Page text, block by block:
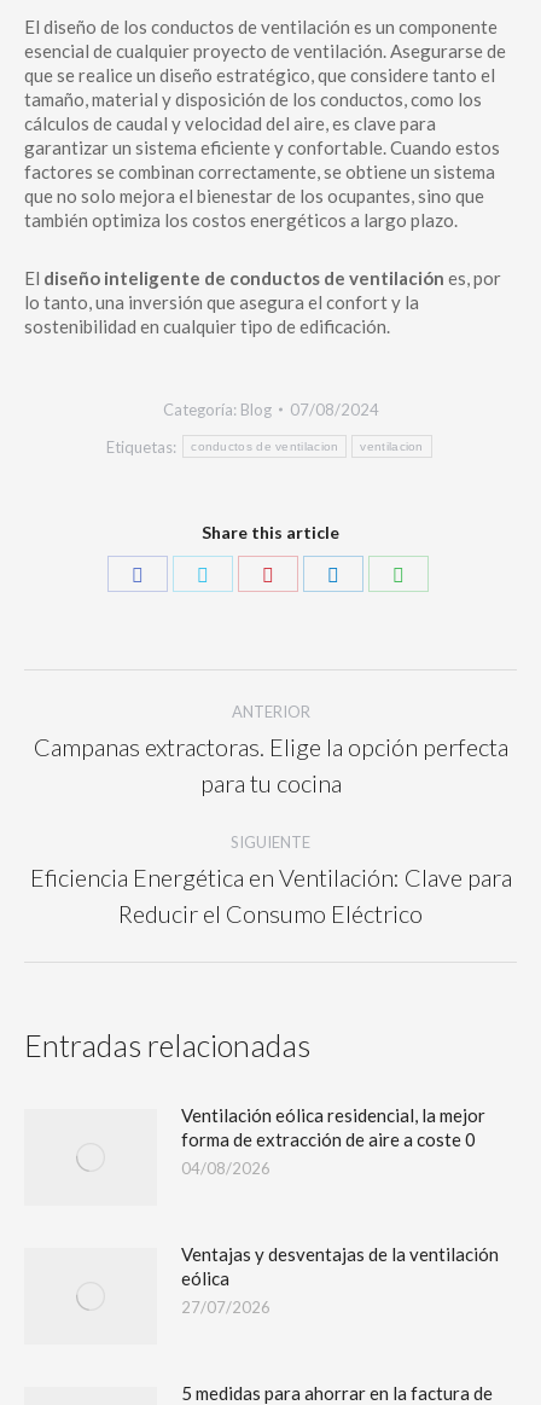
El diseño de los conductos de ventilación es un componente
esencial de cualquier proyecto de ventilación. Asegurarse de
que se realice un diseño estratégico, que considere tanto el
tamaño, material y disposición de los conductos, como los
cálculos de caudal y velocidad del aire, es clave para
garantizar un sistema eficiente y confortable. Cuando estos
factores se combinan correctamente, se obtiene un sistema
que no solo mejora el bienestar de los ocupantes, sino que
también optimiza los costos energéticos a largo plazo.
El diseño inteligente de conductos de ventilación es, por
lo tanto, una inversión que asegura el confort y la
sostenibilidad en cualquier tipo de edificación.
Categoría: Blog
07/08/2024
Etiquetas:
conductos de ventilacion ventilacion
Share this article
ANTERIOR
Campanas extractoras. Elige la opción perfecta
para tu cocina
SIGUIENTE
Eficiencia Energética en Ventilación: Clave para
Reducir el Consumo Eléctrico
Entradas relacionadas
Ventilación eólica residencial, la mejor
forma de extracción de aire a coste 0
04/08/2026
Ventajas y desventajas de la ventilación
eólica
27/07/2026
5 medidas para ahorrar en la factura de